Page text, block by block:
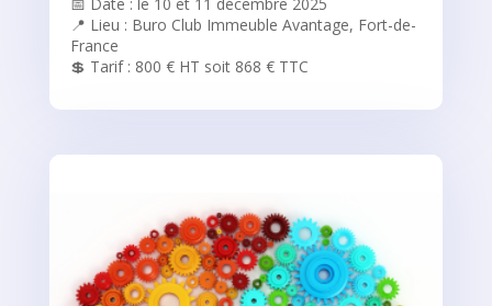
📍 Lieu : Buro Club Immeuble Avantage, Fort-de-
France
💲 Tarif : 800 € HT soit 868 € TTC